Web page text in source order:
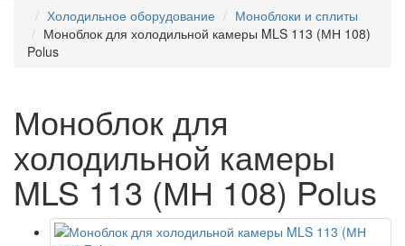
Холодильное оборудование
Моноблоки и сплиты
Моноблок для холодильной камеры MLS 113 (МН 108)
Polus
Моноблок для
холодильной камеры
MLS 113 (МН 108) Polus